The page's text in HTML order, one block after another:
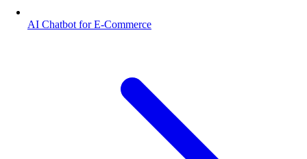
AI Chatbot for E-Commerce